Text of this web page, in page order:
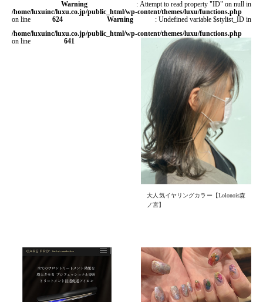
Warning
: Attempt to read property "ID" on null in
/home/luxuinc/luxu.co.jp/public_html/wp-content/themes/luxu/functions.php
on line
624 Warning
: Undefined variable $stylist_ID in
/home/luxuinc/luxu.co.jp/public_html/wp-content/themes/luxu/functions.php
on line
641
大人気イヤリングカラー【Lolonois森
ノ宮】